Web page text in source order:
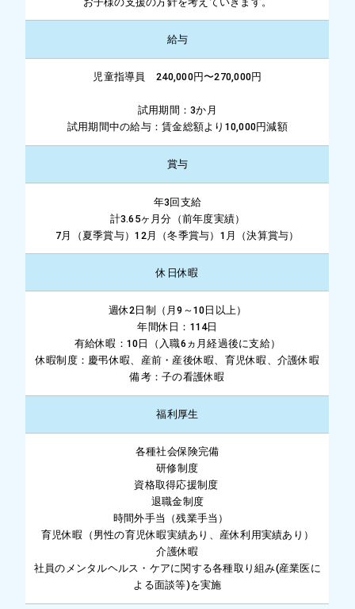
給与
児童指導員 240,000円〜270,000円
試用期間：3か月
試用期間中の給与：賃金総額より10,000円減額
賞与
年3回支給
計3.65ヶ月分（前年度実績）
7月（夏季賞与）12月（冬季賞与）1月（決算賞与）
休日休暇
週休2日制（月9～10日以上）
年間休日：114日
有給休暇：10日（入職6ヵ月経過後に支給）
休暇制度：慶弔休暇、産前・産後休暇、育児休暇、介護休暇
備考：子の看護休暇
福利厚生
各種社会保険完備
研修制度
資格取得応援制度
退職金制度
時間外手当（残業手当）
育児休暇（男性の育児休暇実績あり、産休利用実績あり）
介護休暇
社員のメンタルヘルス・ケアに関する各種取り組み(産業医に
よる面談等)を実施